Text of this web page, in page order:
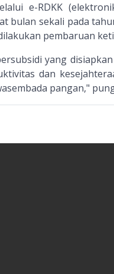
e-RDKK
bulan sekali pada
pembaruan
yang
dan
pangan,"